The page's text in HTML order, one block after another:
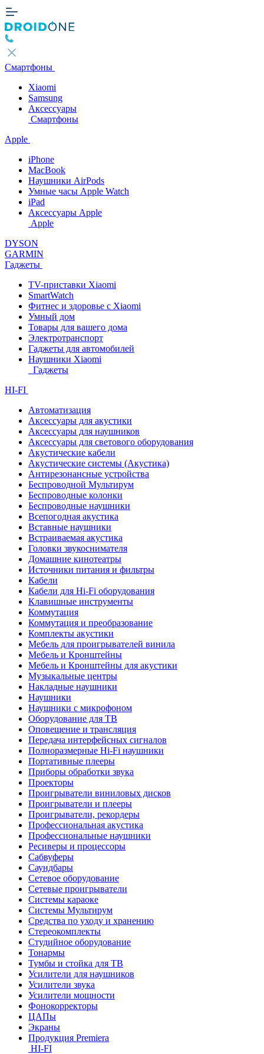
Смартфоны
Xiaomi
Samsung
Аксессуары
Смартфоны
Apple
iPhone
MacBook
Наушники AirPods
Умные часы Apple Watch
iPad
Аксессуары Apple
Apple
DYSON
GARMIN
Гаджеты
TV-приставки Xiaomi
SmartWatch
Фитнес и здоровье с Xiaomi
Умный дом
Товары для вашего дома
Электротранспорт
Гаджеты для автомобилей
Наушники Xiaomi
Гаджеты
HI-FI
Автоматизация
Аксессуары для акустики
Аксессуары для наушников
Аксессуары для светового оборудования
Акустические кабели
Акустические системы (Акустика)
Антирезонансные устройства
Беспроводной Мультирум
Беспроводные колонки
Беспроводные наушники
Всепогодная акустика
Вставные наушники
Встраиваемая акустика
Головки звукоснимателя
Домашние кинотеатры
Источники питания и фильтры
Кабели
Кабели для Hi-Fi оборудования
Клавишные инструменты
Коммутация
Коммутация и преобразование
Комплекты акустики
Мебель для проигрывателей винила
Мебель и Кронштейны
Мебель и Кронштейны для акустики
Музыкальные центры
Накладные наушники
Наушники
Наушники с микрофоном
Оборудование для ТВ
Оповещение и трансляция
Передача интерфейсных сигналов
Полноразмерные Hi-Fi наушники
Портативные плееры
Приборы обработки звука
Проекторы
Проигрыватели виниловых дисков
Проигрыватели и плееры
Проигрыватели, рекордеры
Профессиональная акустика
Профессиональные наушники
Ресиверы и процессоры
Сабвуферы
Саундбары
Сетевое оборудование
Сетевые проигрыватели
Системы караоке
Системы Мультирум
Средства по уходу и хранению
Стереокомплекты
Студийное оборудование
Тонармы
Тумбы и стойка для ТВ
Усилители для наушников
Усилители звука
Усилители мощности
Фонокорректоры
ЦАПы
Экраны
Продукция Premiera
HI-FI